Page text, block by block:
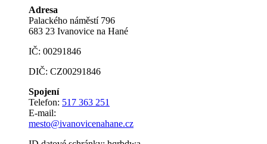
Adresa
Palackého náměstí 796
683 23 Ivanovice na Hané
IČ: 00291846
DIČ: CZ00291846
Spojení
Telefon: 517 363 251
E-mail:
mesto@ivanovicenahane.cz